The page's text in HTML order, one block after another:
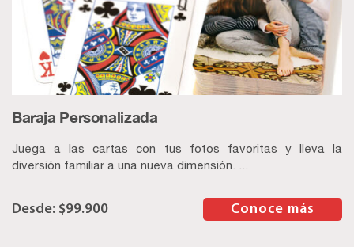
Baraja Personalizada
Juega a las cartas con tus fotos favoritas y lleva la
diversión familiar a una nueva dimensión. ...
$99.900 Conoce más